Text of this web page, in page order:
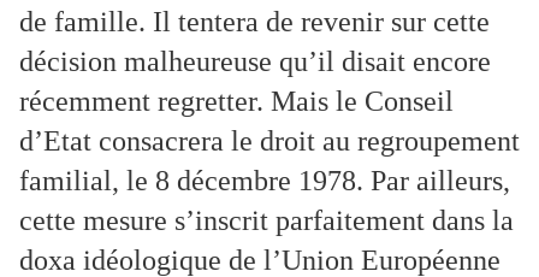
de famille. Il tentera de revenir sur cette
décision malheureuse qu’il disait encore
récemment regretter. Mais le Conseil
d’Etat consacrera le droit au regroupement
familial, le 8 décembre 1978. Par ailleurs,
cette mesure s’inscrit parfaitement dans la
doxa idéologique de l’Union Européenne